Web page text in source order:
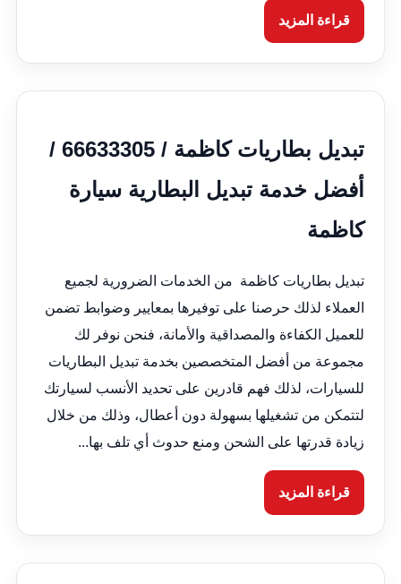
قراءة المزيد
تبديل بطاريات كاظمة / 66633305 /
أفضل خدمة تبديل البطارية سيارة
كاظمة
تبديل بطاريات كاظمة من الخدمات الضرورية لجميع
العملاء لذلك حرصنا على توفيرها بمعايير وضوابط تضمن
للعميل الكفاءة والمصداقية والأمانة، فنحن نوفر لك
مجموعة من أفضل المتخصصين بخدمة تبديل البطاريات
للسيارات، لذلك فهم قادرين على تحديد الأنسب لسيارتك
لتتمكن من تشغيلها بسهولة دون أعطال، وذلك من خلال
زيادة قدرتها على الشحن ومنع حدوث أي تلف بها...
قراءة المزيد